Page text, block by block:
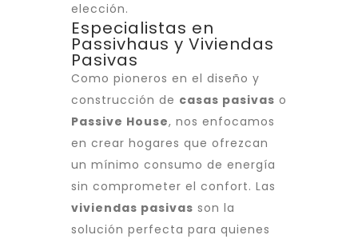
elección.
Especialistas en
Passivhaus y Viviendas
Pasivas
Como pioneros en el diseño y
construcción de casas pasivas o
Passive House, nos enfocamos
en crear hogares que ofrezcan
un mínimo consumo de energía
sin comprometer el confort. Las
viviendas pasivas son la
solución perfecta para quienes